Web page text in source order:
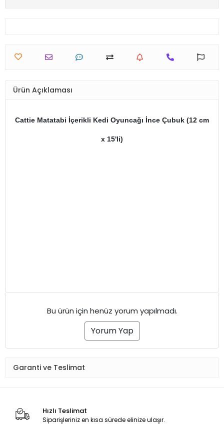
Ürün Açıklaması
Cattie Matatabi İçerikli Kedi Oyuncağı İnce Çubuk (12 cm
x 15'li)
Bu ürün için henüz yorum yapılmadı.
Yorum Yap
Garanti ve Teslimat
Hızlı Teslimat
Siparişleriniz en kısa sürede elinize ulaşır.